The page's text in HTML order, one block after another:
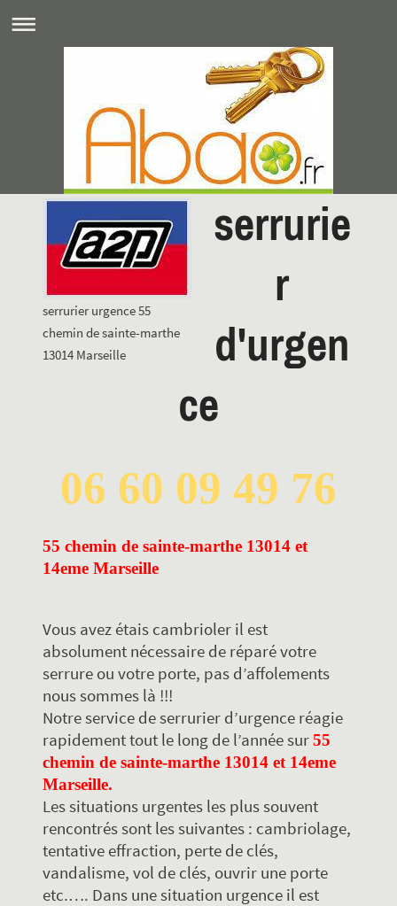
serrurier urgence 55
chemin de sainte-marthe
13014 Marseille
serrurie
r
d'urgen
ce
06 60 09 49 76
55 chemin de sainte-marthe 13014 et
14eme Marseille
Vous avez étais cambrioler il est
absolument nécessaire de réparé votre
serrure ou votre porte, pas d’affolements
nous sommes là !!!
Notre service de serrurier d’urgence réagie
rapidement tout le long de l’année sur55
chemin de sainte-marthe 13014 et 14eme
Marseille.
Les situations urgentes les plus souvent
rencontrés sont les suivantes : cambriolage,
tentative effraction, perte de clés,
vandalisme, vol de clés, ouvrir une porte
etc.…. Dans une situation urgence il est